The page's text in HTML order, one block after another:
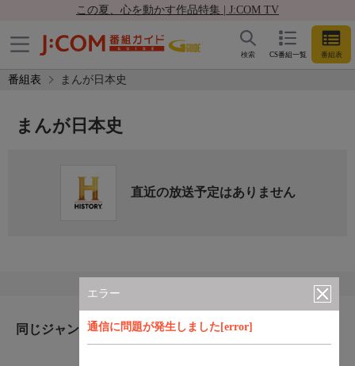
この夏、心を動かす作品特集 | J:COM TV
CS番組一覧 番組表
検索
番組表 まんが日本史
エラー
通信に問題が発生しました[error]
まんが日本史
直近の放送予定はありません
同じジャンルのおすすめ番組